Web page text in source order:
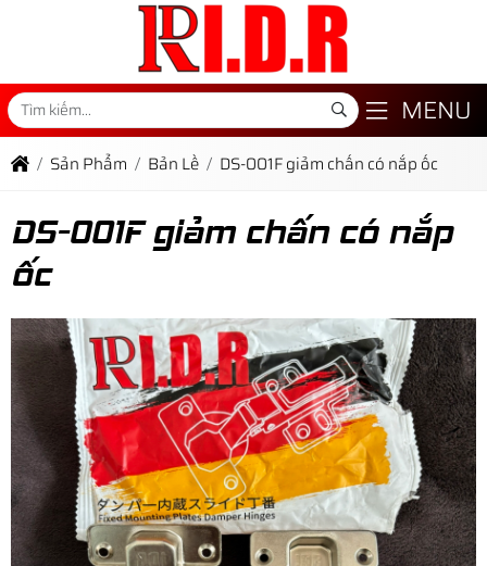
MENU
Sản Phẩm Bản Lề DS-001F giảm chấn có nắp ốc
DS-001F giảm chấn có nắp
ốc